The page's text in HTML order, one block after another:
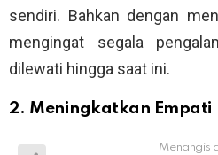
sendiri. Bahkan dengan
mengingat segala
dilewati hingga saat ini.
2. Meningkatkan Empati
Menangis